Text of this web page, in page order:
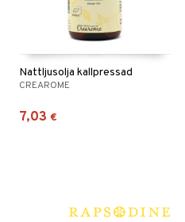
Nattljusolja kallpressad
CREAROME
7,03 €